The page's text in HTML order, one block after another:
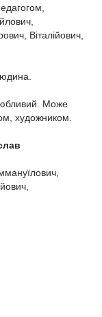
Віталійович,
Може
художником.